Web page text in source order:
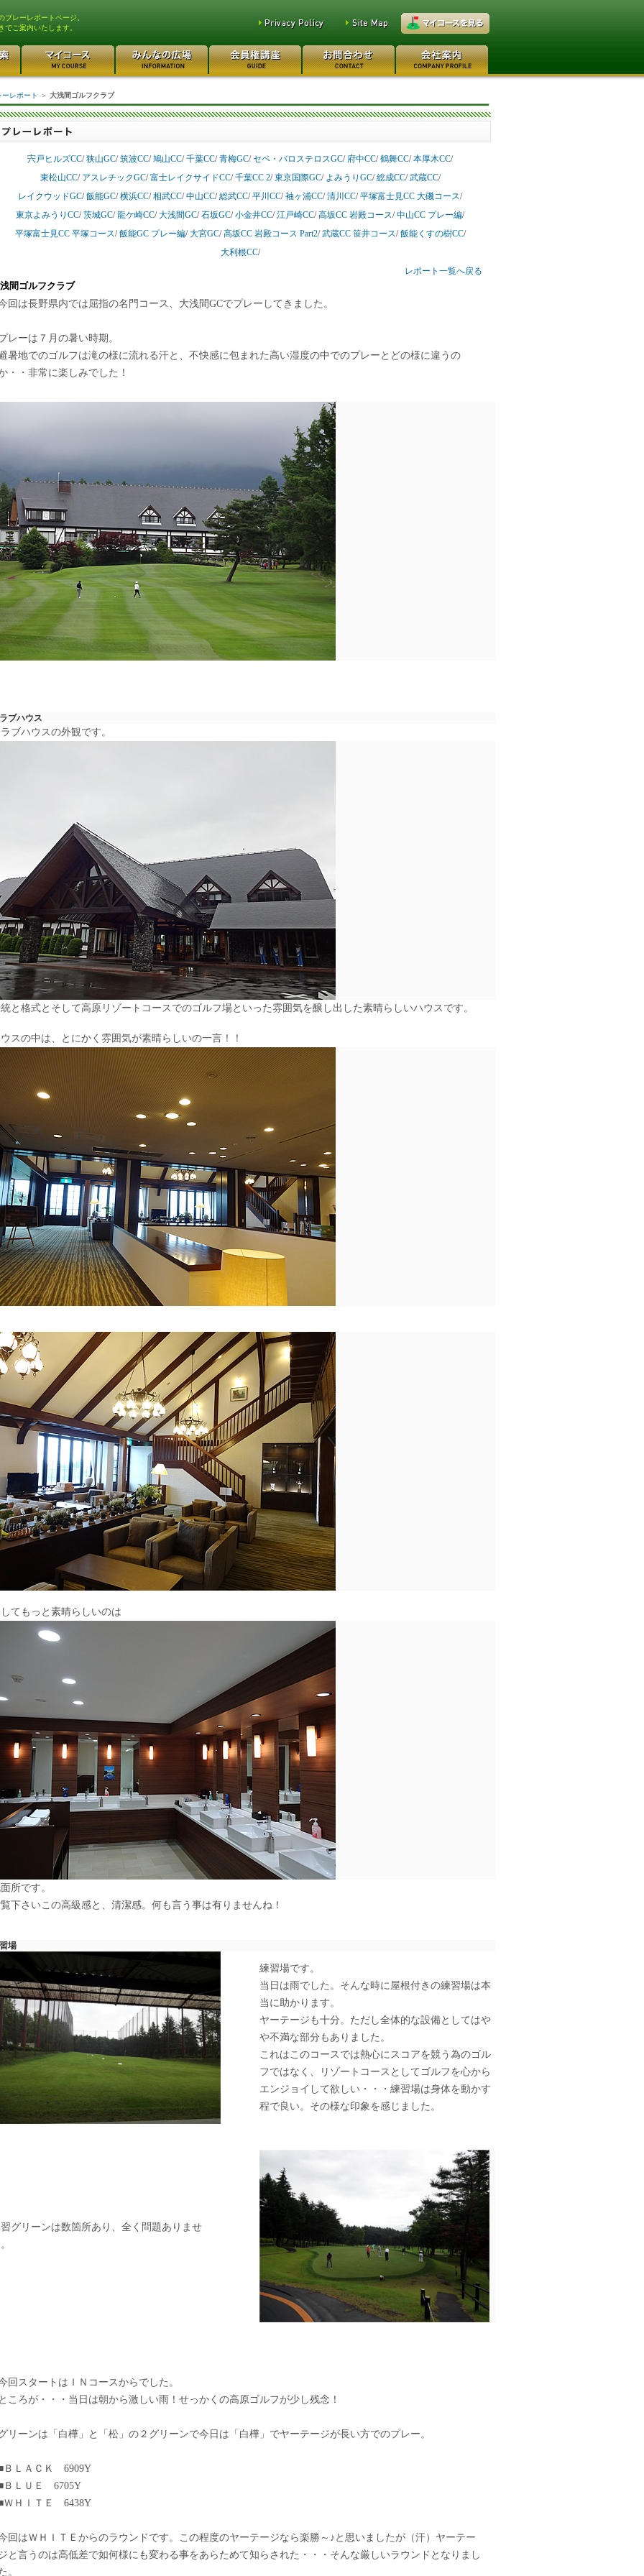
プレーレポートページ。
でご案内いたします。
ーレポート ＞ 大浅間ゴルフクラブ
宍戸ヒルズCC/狭山GC/筑波CC/鳩山CC/千葉CC/青梅GC/セベ・バロステロスGC/ 府中CC/鶴舞CC/本厚木CC/
東松山CC/ アスレチックGC/富士レイクサイドCC/千葉CC 2/東京国際GC/ よみうりGC/総成CC/武蔵CC/
レイクウッドGC/飯能GC/横浜CC/相武CC/中山CC/総武CC/平川CC/袖ヶ浦CC/清川CC/平塚富士見CC 大磯コース/
東京よみうりCC/茨城GC/龍ケ崎CC/大浅間GC/石坂GC/小金井CC/江戸崎CC/高坂CC 岩殿コース/中山CC プレー編/
平塚富士見CC 平塚コース/飯能GC プレー編/大宮GC/高坂CC 岩殿コース Part2/武蔵CC 笹井コース/飯能くすの樹CC/
大利根CC/
レポート一覧へ戻る
間ゴルフクラブ
回は長野県内では屈指の名門コース、大浅間GCでプレーしてきました。
レーは７月の暑い時期。
暑地でのゴルフは滝の様に流れる汗と、不快感に包まれた高い湿度の中でのプレーとどの様に違うの
・・非常に楽しみでした！
ブハウス
ブハウスの外観です。
と格式とそして高原リゾートコースでのゴルフ場といった雰囲気を醸し出した素晴らしいハウスです。
スの中は、とにかく雰囲気が素晴らしいの一言！！
てもっと素晴らしいのは
所です。
下さいこの高級感と、清潔感。何も言う事は有りませんね！
場
練習場です。
当日は雨でした。そんな時に屋根付きの練習場は本
当に助かります。
ヤーテージも十分。ただし全体的な設備としてはや
や不満な部分もありました。
これはこのコースでは熱心にスコアを競う為のゴル
フではなく、リゾートコースとしてゴルフを心から
エンジョイして欲しい・・・練習場は身体を動かす
程で良い。その様な印象を感じました。
グリーンは数箇所あり、全く問題ありませ
回スタートはＩＮコースからでした。
ころが・・・当日は朝から激しい雨！せっかくの高原ゴルフが少し残念！
リーンは「白樺」と「松」の２グリーンで今日は「白樺」でヤーテージが長い方でのプレー。
ＢＬＡＣＫ 6909Y
ＢＬＵＥ 6705Y
ＷＨＩＴＥ 6438Y
回はＷＨＩＴＥからのラウンドです。この程度のヤーテージなら楽勝～♪と思いましたが（汗）ヤーテー
と言うのは高低差で如何様にも変わる事をあらためて知らされた・・・そんな厳しいラウンドとなりまし
。